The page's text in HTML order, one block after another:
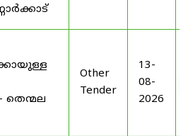
തെന്മല
Other
Tender
13-
08-
2026